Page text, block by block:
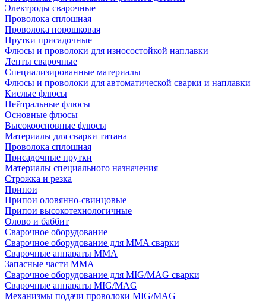
Электроды сварочные
Проволока сплошная
Проволока порошковая
Прутки присадочные
Флюсы и проволоки для износостойкой наплавки
Ленты сварочные
Специализированные материалы
Флюсы и проволоки для автоматической сварки и наплавки
Кислые флюсы
Нейтральные флюсы
Основные флюсы
Высокоосновные флюсы
Материалы для сварки титана
Проволока сплошная
Присадочные прутки
Материалы специального назначения
Строжка и резка
Припои
Припои оловянно-свинцовые
Припои высокотехнологичные
Олово и баббит
Сварочное оборудование
Сварочное оборудование для MMA сварки
Сварочные аппараты MMA
Запасные части MMA
Сварочное оборудование для MIG/MAG сварки
Сварочные аппараты MIG/MAG
Механизмы подачи проволоки MIG/MAG